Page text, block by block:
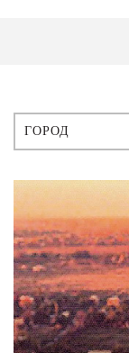
ПЕРСОНЫ
СТИЛЬ
ГОРОД
ЧТИВО